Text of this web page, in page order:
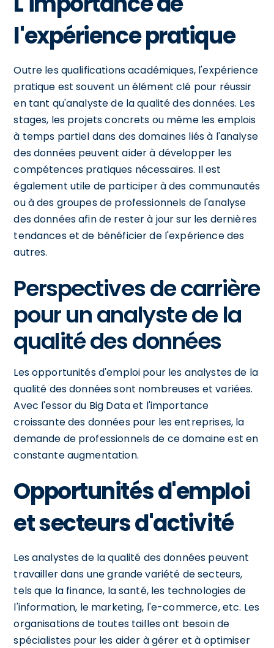
l'expérience pratique
Outre les qualifications académiques, l'expérience
pratique est souvent un élément clé pour réussir
en tant qu'analyste de la qualité des données. Les
stages, les projets concrets ou même les emplois
à temps partiel dans des domaines liés à l'analyse
des données peuvent aider à développer les
compétences pratiques nécessaires. Il est
également utile de participer à des communautés
ou à des groupes de professionnels de l'analyse
des données afin de rester à jour sur les dernières
tendances et de bénéficier de l'expérience des
autres.
Perspectives de carrière
pour un analyste de la
qualité des données
Les opportunités d'emploi pour les analystes de la
qualité des données sont nombreuses et variées.
Avec l'essor du Big Data et l'importance
croissante des données pour les entreprises, la
demande de professionnels de ce domaine est en
constante augmentation.
Opportunités d'emploi
et secteurs d'activité
Les analystes de la qualité des données peuvent
travailler dans une grande variété de secteurs,
tels que la finance, la santé, les technologies de
l'information, le marketing, l'e-commerce, etc. Les
organisations de toutes tailles ont besoin de
spécialistes pour les aider à gérer et à optimiser